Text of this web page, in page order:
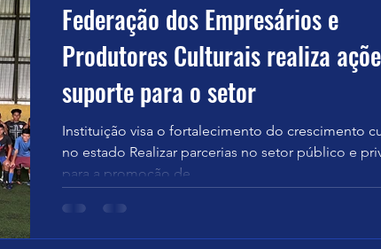
Federação dos Empresários e
Produtores Culturais realiza
suporte para o setor
Instituição visa o fortalecimento do crescimento
no estado Realizar parcerias no setor público e
para a promoção de...